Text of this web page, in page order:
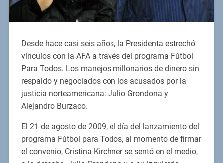
Desde hace casi seis años, la Presidenta estrechó
vínculos con la AFA a través del programa Fútbol
Para Todos. Los manejos millonarios de dinero sin
respaldo y negociados con los acusados por la
justicia norteamericana: Julio Grondona y
Alejandro Burzaco.
El 21 de agosto de 2009, el día del lanzamiento del
programa Fútbol para Todos, al momento de firmar
el convenio, Cristina Kirchner se sentó en el medio,